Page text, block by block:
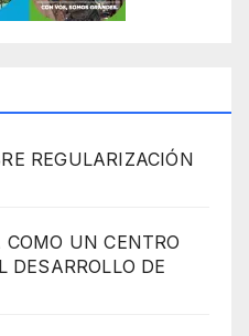
REGULARIZACIÓN
COMO UN CENTRO
DESARROLLO DE